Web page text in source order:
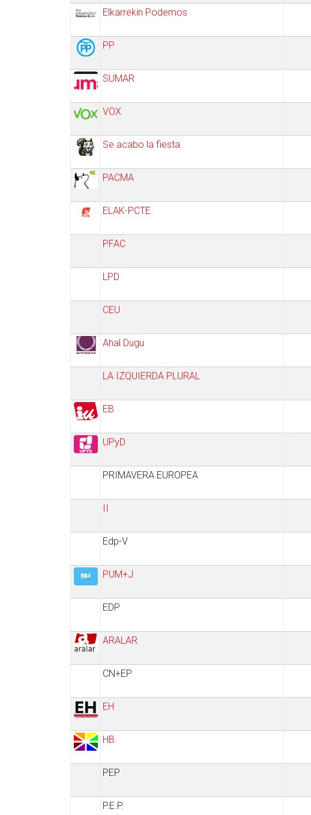
Elkarrekin Podemos
PP
SUMAR
VOX
Se acabo la fiesta
PACMA
ELAK-PCTE
PFAC
LPD
CEU
Ahal Dugu
LA IZQUIERDA PLURAL
EB
UPyD
PRIMAVERA EUROPEA
Edp-V
PUM+J
EDP
ARALAR
CN+EP
EH
HB
PEP
P.E.P.